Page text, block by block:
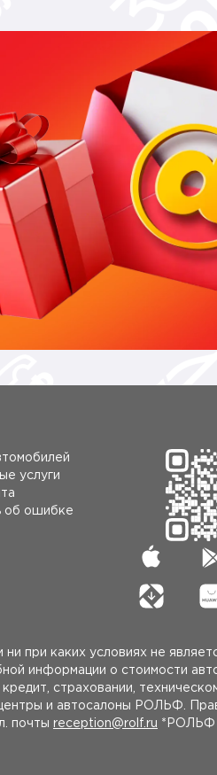
услуги
об ошибке
при каких условиях не
информации о стоимости
страховании,
и автосалоны РОЛЬФ.
почты reception@rolf.ru *РОЛЬФ